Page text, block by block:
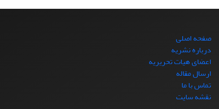
صفحه اصلی
درباره نشریه
اعضای هیات تحریریه
ارسال مقاله
تماس با ما
نقشه سایت